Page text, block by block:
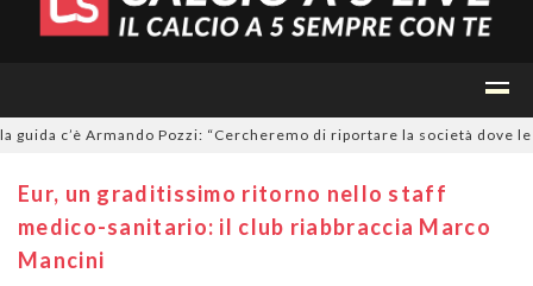
c’è Armando Pozzi: “Cercheremo di riportare la società dove le
Eur, un graditissimo ritorno nello staff
medico-sanitario: il club riabbraccia Marco
Mancini